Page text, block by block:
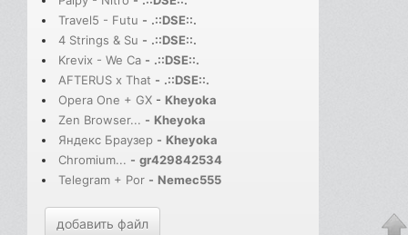
Travel5 - Futu - .::DSE::.
4 Strings & Su - .::DSE::.
Krevix - We Ca - .::DSE::.
AFTERUS x That - .::DSE::.
Opera One + GX - Kheyoka
Zen Browser... - Kheyoka
Яндекс Браузер - Kheyoka
Chromium... - gr429842534
Telegram + Por - Nemec555
добавить файл